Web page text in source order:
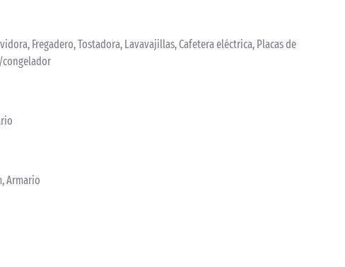
Fregadero, Tostadora, Lavavajillas, Cafetera eléctrica, Placas de
congelador
Armario